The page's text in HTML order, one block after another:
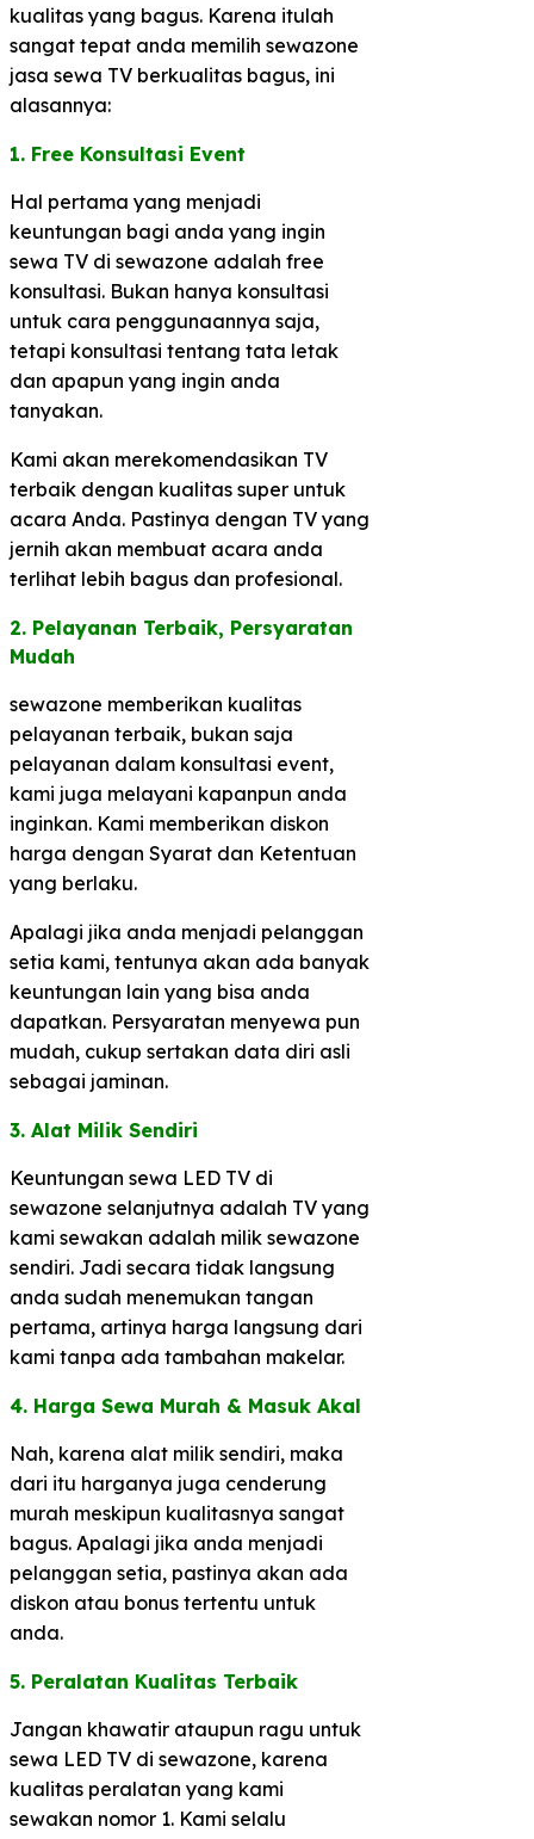
kualitas yang bagus. Karena itulah
sangat tepat anda memilih sewazone
jasa sewa TV berkualitas bagus, ini
alasannya:
1. Free Konsultasi Event
Hal pertama yang menjadi
keuntungan bagi anda yang ingin
sewa TV di sewazone adalah free
konsultasi. Bukan hanya konsultasi
untuk cara penggunaannya saja,
tetapi konsultasi tentang tata letak
dan apapun yang ingin anda
tanyakan.
Kami akan merekomendasikan TV
terbaik dengan kualitas super untuk
acara Anda. Pastinya dengan TV yang
jernih akan membuat acara anda
terlihat lebih bagus dan profesional.
2. Pelayanan Terbaik, Persyaratan
Mudah​
sewazone memberikan kualitas
pelayanan terbaik, bukan saja
pelayanan dalam konsultasi event,
kami juga melayani kapanpun anda
inginkan. Kami memberikan diskon
harga dengan Syarat dan Ketentuan
yang berlaku.
Apalagi jika anda menjadi pelanggan
setia kami, tentunya akan ada banyak
keuntungan lain yang bisa anda
dapatkan. Persyaratan menyewa pun
mudah, cukup sertakan data diri asli
sebagai jaminan.
3. Alat Milik Sendiri​
Keuntungan sewa LED TV di
sewazone selanjutnya adalah TV yang
kami sewakan adalah milik sewazone
sendiri. Jadi secara tidak langsung
anda sudah menemukan tangan
pertama, artinya harga langsung dari
kami tanpa ada tambahan makelar.
​4. Harga Sewa Murah & Masuk Akal​
Nah, karena alat milik sendiri, maka
dari itu harganya juga cenderung
murah meskipun kualitasnya sangat
bagus. Apalagi jika anda menjadi
pelanggan setia, pastinya akan ada
diskon atau bonus tertentu untuk
anda.
5. Peralatan Kualitas Terbaik​
Jangan khawatir ataupun ragu untuk
sewa LED TV di sewazone, karena
kualitas peralatan yang kami
sewakan nomor 1. Kami selalu